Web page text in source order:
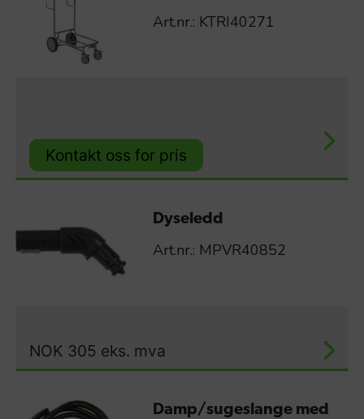
Art.nr.: KTRI40271
Kontakt oss for pris
Dyseledd
Art.nr.: MPVR40852
NOK 305 eks. mva
Damp/sugeslange med